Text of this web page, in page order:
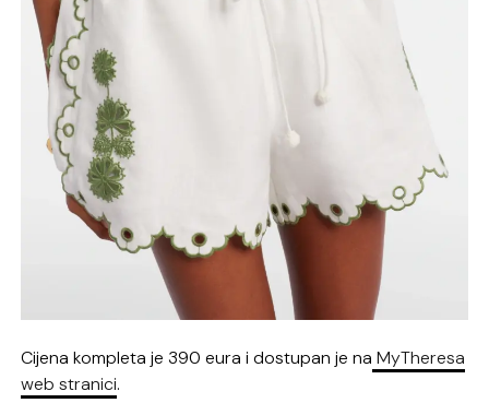
Cijena kompleta je 390 eura i dostupan je na MyTheresa
web stranici.